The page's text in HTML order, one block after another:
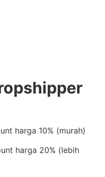
harga 10% (murah)
harga 20% (lebih